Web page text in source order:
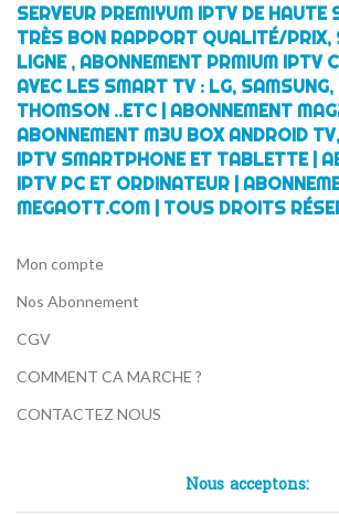
SERVEUR PREMIYUM IPTV DE HAUTE
TRÈS BON RAPPORT QUALITÉ/PRIX,
LIGNE , ABONNEMENT PRMIUM IPTV
AVEC LES SMART TV : LG, SAMSUNG,
THOMSON ..ETC | ABONNEMENT
ABONNEMENT M3U BOX ANDROID
IPTV SMARTPHONE ET TABLETTE |
IPTV PC ET ORDINATEUR |
MEGAOTT.COM | TOUS DROITS
Mon compte
Nos Abonnement
CGV
COMMENT CA MARCHE ?
CONTACTEZ NOUS
Nous acceptons: